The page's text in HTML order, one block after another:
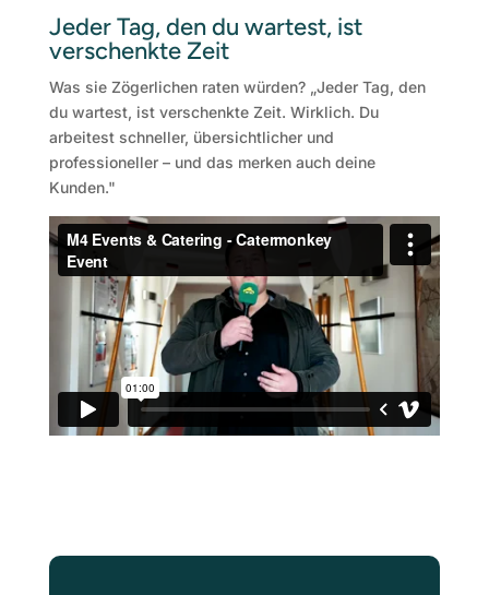
Jeder Tag, den du wartest, ist
verschenkte Zeit
Was sie Zögerlichen raten würden? „Jeder Tag, den
du wartest, ist verschenkte Zeit. Wirklich. Du
arbeitest schneller, übersichtlicher und
professioneller – und das merken auch deine
Kunden."